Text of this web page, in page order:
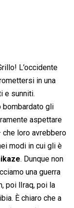
L’occidente
in una
e sunniti.
bombardato gli
aspettare
che loro avrebbero
modi in cui gli è
. Dunque non
una guerra
poi lIraq, poi la
È chiaro che a